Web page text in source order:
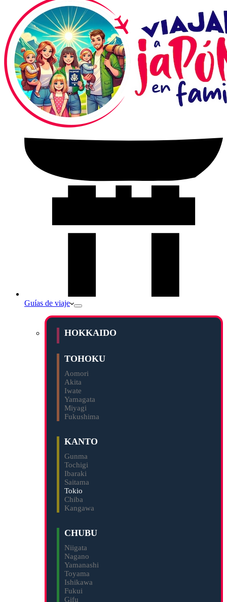
Guías de viaje
HOKKAIDO
TOHOKU
Aomori
Akita
Iwate
Yamagata
Miyagi
Fukushima
KANTO
Gunma
Tochigi
Ibaraki
Saitama
Tokio
Chiba
Kangawa
CHUBU
Niigata
Nagano
Yamanashi
Toyama
Ishikawa
Fukui
Gifu